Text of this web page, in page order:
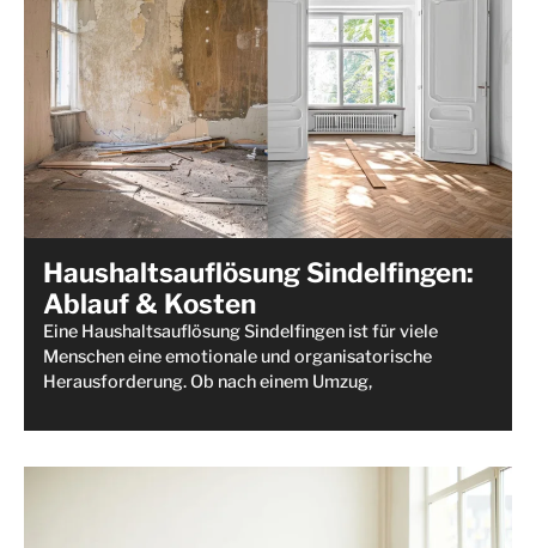
Haushaltsauflösung Sindelfingen:
Ablauf & Kosten
Eine Haushaltsauflösung Sindelfingen ist für viele
Menschen eine emotionale und organisatorische
Herausforderung. Ob nach einem Umzug,